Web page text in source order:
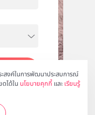
สงค์ในการพัฒนาประสบการณ์
ได้ใน นโยบายคุกกี้ และ เรียนรู้